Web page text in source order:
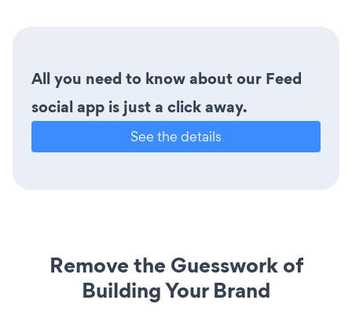
All you need to know about our Feed
social app is just a click away.
See the details
Remove the Guesswork of
Building Your Brand